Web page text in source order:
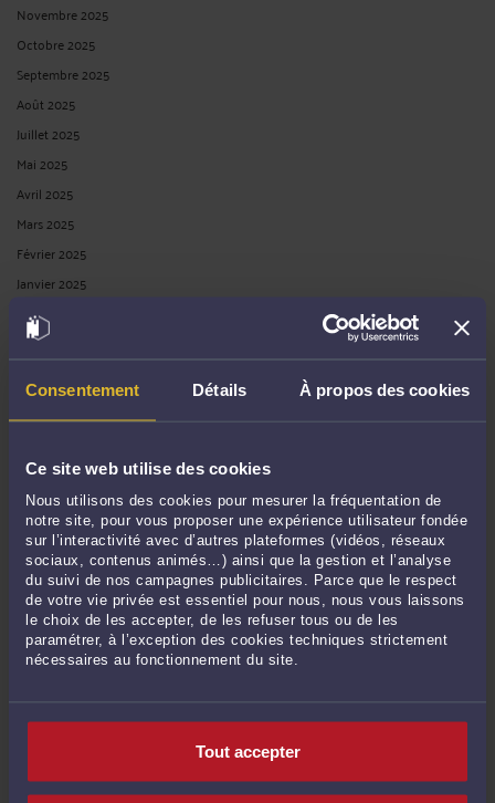
Consentement Détails À propos des cookies
Ce site web utilise des cookies
Nous utilisons des cookies pour mesurer la fréquentation de
notre site, pour vous proposer une expérience utilisateur fondée
sur l’interactivité avec d’autres plateformes (vidéos, réseaux
sociaux, contenus animés…) ainsi que la gestion et l’analyse
du suivi de nos campagnes publicitaires. Parce que le respect
de votre vie privée est essentiel pour nous, nous vous laissons
le choix de les accepter, de les refuser tous ou de les
paramétrer, à l’exception des cookies techniques strictement
nécessaires au fonctionnement du site.
Tout accepter
Novembre 2025
Octobre 2025
Septembre 2025
Août 2025
Juillet 2025
Mai 2025
Avril 2025
Mars 2025
Février 2025
Janvier 2025
Décembre 2024
Novembre 2024
Septembre 2024
Juillet 2024
Juin 2024
Mai 2024
Avril 2024
Mars 2024
Février 2024
Janvier 2024
Décembre 2023
Novembre 2023
Octobre 2023
Juin 2023